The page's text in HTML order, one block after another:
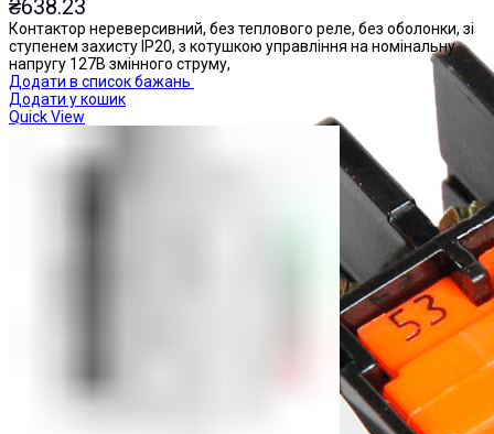
₴638.23
Контактор нереверсивний, без теплового реле, без оболонки, зі
ступенем захисту IP20, з котушкою управління на номінальну
напругу 127В змінного струму,
Додати в список бажань
Додати у кошик
Quick View